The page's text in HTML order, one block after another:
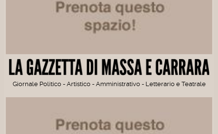
Giornale Politico - Artistico - Amministrativo - Letterario e Teatrale